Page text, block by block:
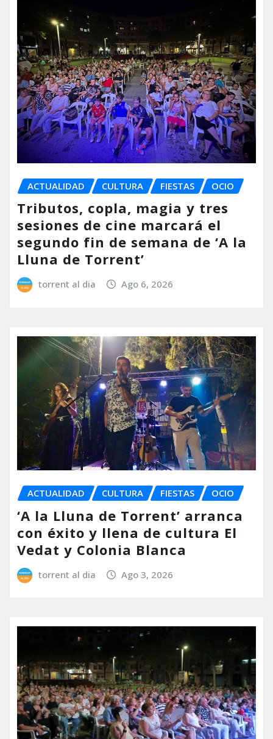
ACTUALIDAD CULTURA FIESTAS OCIO
Tributos, copla, magia y tres
sesiones de cine marcará el
segundo fin de semana de ‘A la
Lluna de Torrent’
torrent al dia Ago 6, 2026
ACTUALIDAD CULTURA FIESTAS OCIO
‘A la Lluna de Torrent’ arranca
con éxito y llena de cultura El
Vedat y Colonia Blanca
torrent al dia Ago 3, 2026